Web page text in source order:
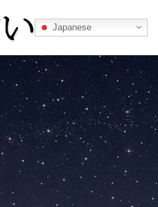
Japanese
あなたの所属部屋を探そう！